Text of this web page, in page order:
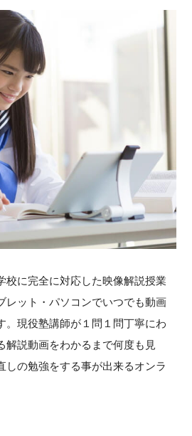
校に完全に対応した映像解説授業
レット・パソコンでいつでも動画
。現役塾講師が１問１問丁寧にわ
解説動画をわかるまで何度も見
しの勉強をする事が出来るオンラ